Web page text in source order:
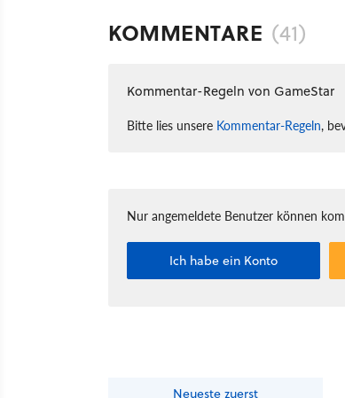
KOMMENTARE (41)
Kommentar-Regeln von GameStar
Bitte lies unsere Kommentar-Regeln,
Nur angemeldete Benutzer können
Ich habe ein Konto
Neueste zuerst